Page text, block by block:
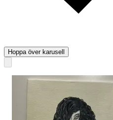
Hoppa över karusell